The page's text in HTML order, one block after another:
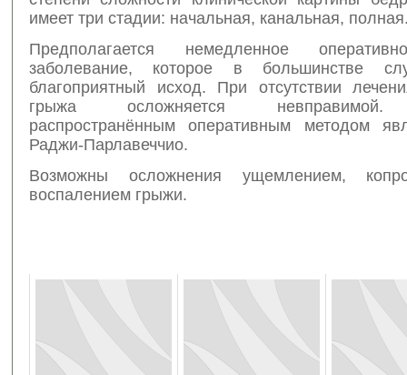
имеет три стадии: начальная, канальная,
Предполагается немедленное
заболевание, которое в большинстве
благоприятный исход. При отсутствии
грыжа осложняется невправимой.
распространённым оперативным методом
Раджи-Парлавеччио.
Возможны осложнения ущемлением,
воспалением грыжи.